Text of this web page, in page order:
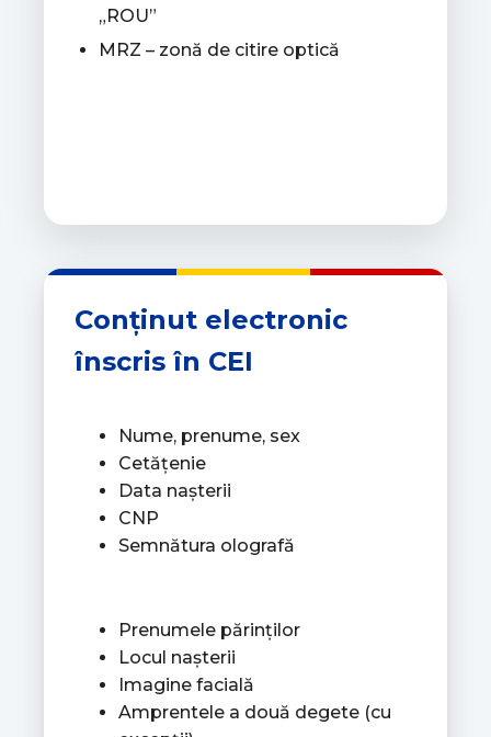
„ROU”
MRZ – zonă de citire optică
Conținut electronic
înscris în CEI
Nume, prenume, sex
Cetățenie
Data nașterii
CNP
Semnătura olografă
Prenumele părinților
Locul nașterii
Imagine facială
Amprentele a două degete (cu